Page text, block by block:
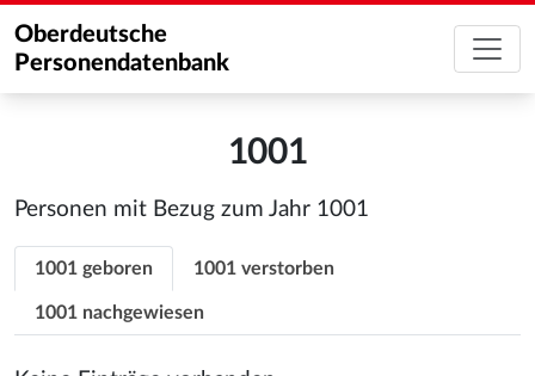
Oberdeutsche
Personendatenbank
1001
Personen mit Bezug zum Jahr 1001
1001 geboren 1001 verstorben
1001 nachgewiesen